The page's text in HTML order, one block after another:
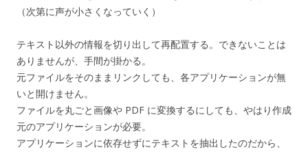
（次第に声が小さくなっていく）
テキスト以外の情報を切り出して再配置する。できないことは
ありませんが、手間が掛かる。
元ファイルをそのままリンクしても、各アプリケーションが無
いと開けません。
ファイルを丸ごと画像や PDF に変換するにしても、やはり作成
元のアプリケーションが必要。
アプリケーションに依存せずにテキストを抽出したのだから、